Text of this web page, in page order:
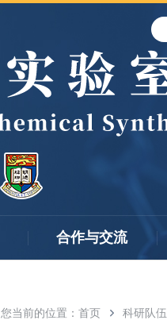
合作与交流
您当前的位置： 首页 科研队伍